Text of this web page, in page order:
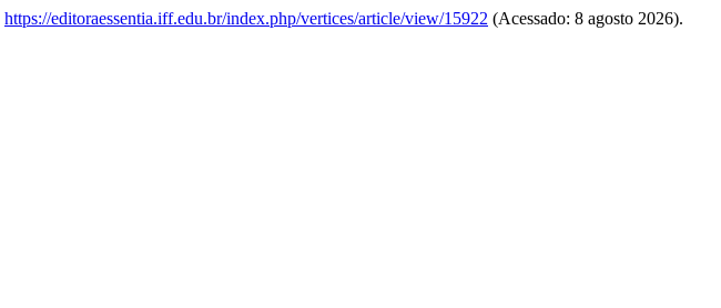
https://editoraessentia.iff.edu.br/index.php/vertices/article/view/15922 (Acessado: 8 agosto 2026).